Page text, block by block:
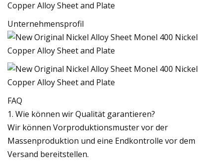
Unternehmensprofil
FAQ
1. Wie können wir Qualität garantieren?
Wir können Vorproduktionsmuster vor der
Massenproduktion und eine Endkontrolle vor dem
Versand bereitstellen.